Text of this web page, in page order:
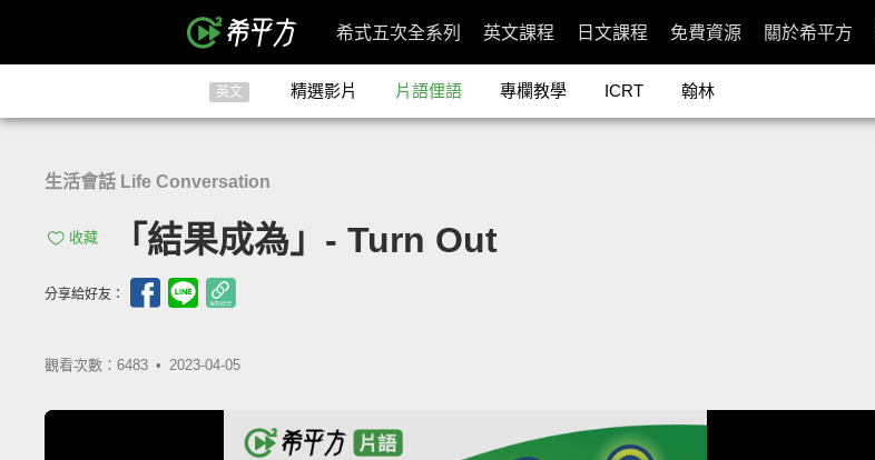
希式五次全系列 英文課程 日文課程 免費資源 關於希平方
英文 精選影片 片語俚語 專欄教學 ICRT 翰林
生活會話 Life Conversation
收藏 「結果成為」- Turn Out
分享給好友：
觀看次數：6483 • 2023-04-05